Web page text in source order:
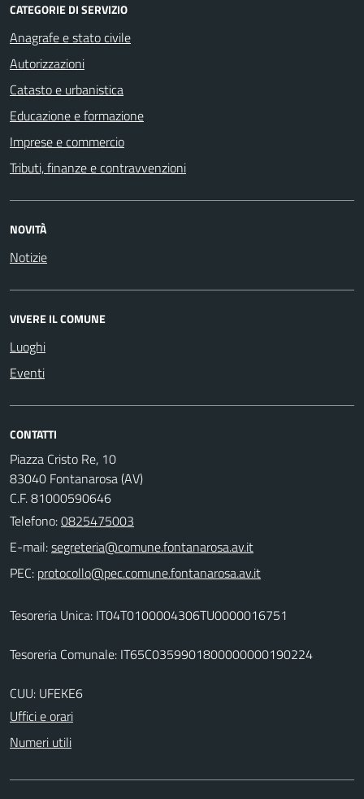
CATEGORIE DI SERVIZIO
Anagrafe e stato civile
Autorizzazioni
Catasto e urbanistica
Educazione e formazione
Imprese e commercio
Tributi, finanze e contravvenzioni
NOVITÀ
Notizie
VIVERE IL COMUNE
Luoghi
Eventi
CONTATTI
Piazza Cristo Re, 10
83040 Fontanarosa (AV)
C.F. 81000590646
Telefono:0825475003
E-mail:
PEC:
Tesoreria Unica: IT04T0100004306TU0000016751
Tesoreria Comunale: IT65C0359901800000000190224
CUU: UFEKE6
Uffici e orari
Numeri utili